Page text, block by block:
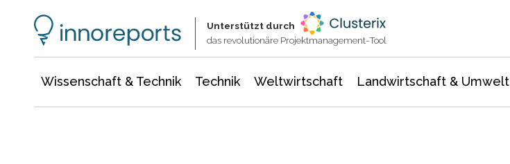
Unterstützt durch
das revolutionäre Projektmanagement-Tool
Wissenschaft & Technik Technik Weltwirtschaft Landwirtschaft & Umwelt